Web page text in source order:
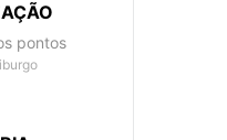
pontos